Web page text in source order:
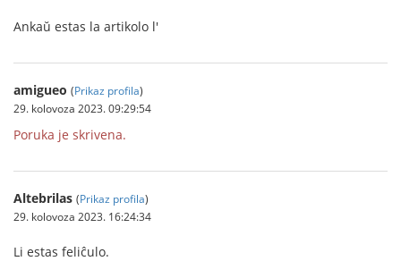
Ankaŭ estas la artikolo l'
amigueo (Prikaz profila)
29. kolovoza 2023. 09:29:54
Poruka je skrivena.
Altebrilas (Prikaz profila)
29. kolovoza 2023. 16:24:34
Li estas feliĉulo.